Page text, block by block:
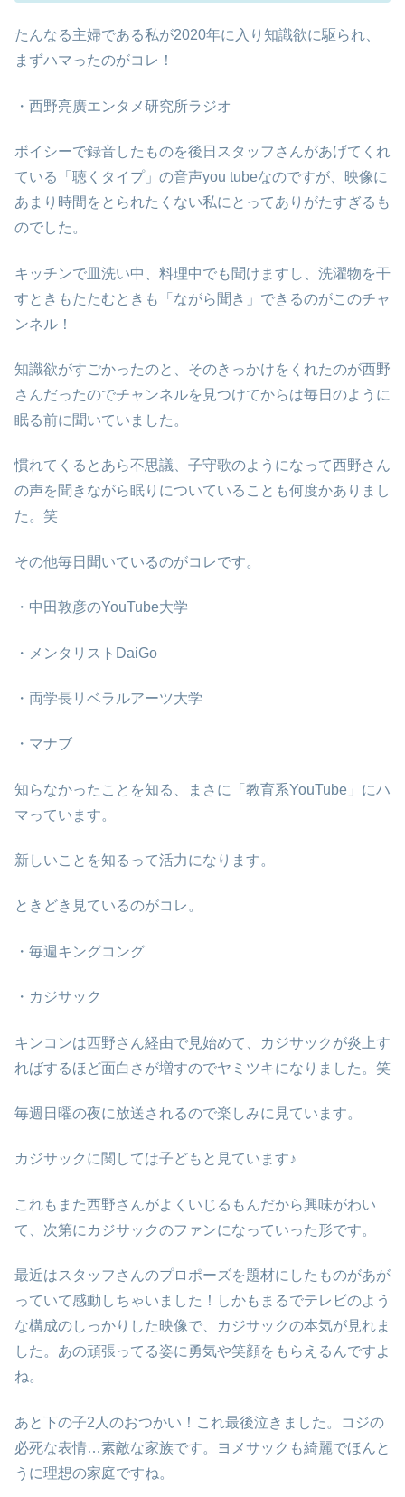
たんなる主婦である私が2020年に入り知識欲に駆られ、
まずハマったのがコレ！
・西野亮廣エンタメ研究所ラジオ
ボイシーで録音したものを後日スタッフさんがあげてくれ
ている「聴くタイプ」の音声you tubeなのですが、映像に
あまり時間をとられたくない私にとってありがたすぎるも
のでした。
キッチンで皿洗い中、料理中でも聞けますし、洗濯物を干
すときもたたむときも「ながら聞き」できるのがこのチャ
ンネル！
知識欲がすごかったのと、そのきっかけをくれたのが西野
さんだったのでチャンネルを見つけてからは毎日のように
眠る前に聞いていました。
慣れてくるとあら不思議、子守歌のようになって西野さん
の声を聞きながら眠りについていることも何度かありまし
た。笑
その他毎日聞いているのがコレです。
・中田敦彦のYouTube大学
・メンタリストDaiGo
・両学長リベラルアーツ大学
・マナブ
知らなかったことを知る、まさに「教育系YouTube」にハ
マっています。
新しいことを知るって活力になります。
ときどき見ているのがコレ。
・毎週キングコング
・カジサック
キンコンは西野さん経由で見始めて、カジサックが炎上す
ればするほど面白さが増すのでヤミツキになりました。笑
毎週日曜の夜に放送されるので楽しみに見ています。
カジサックに関しては子どもと見ています♪
これもまた西野さんがよくいじるもんだから興味がわい
て、次第にカジサックのファンになっていった形です。
最近はスタッフさんのプロポーズを題材にしたものがあが
っていて感動しちゃいました！しかもまるでテレビのよう
な構成のしっかりした映像で、カジサックの本気が見れま
した。あの頑張ってる姿に勇気や笑顔をもらえるんですよ
ね。
あと下の子2人のおつかい！これ最後泣きました。コジの
必死な表情…素敵な家族です。ヨメサックも綺麗でほんと
うに理想の家庭ですね。